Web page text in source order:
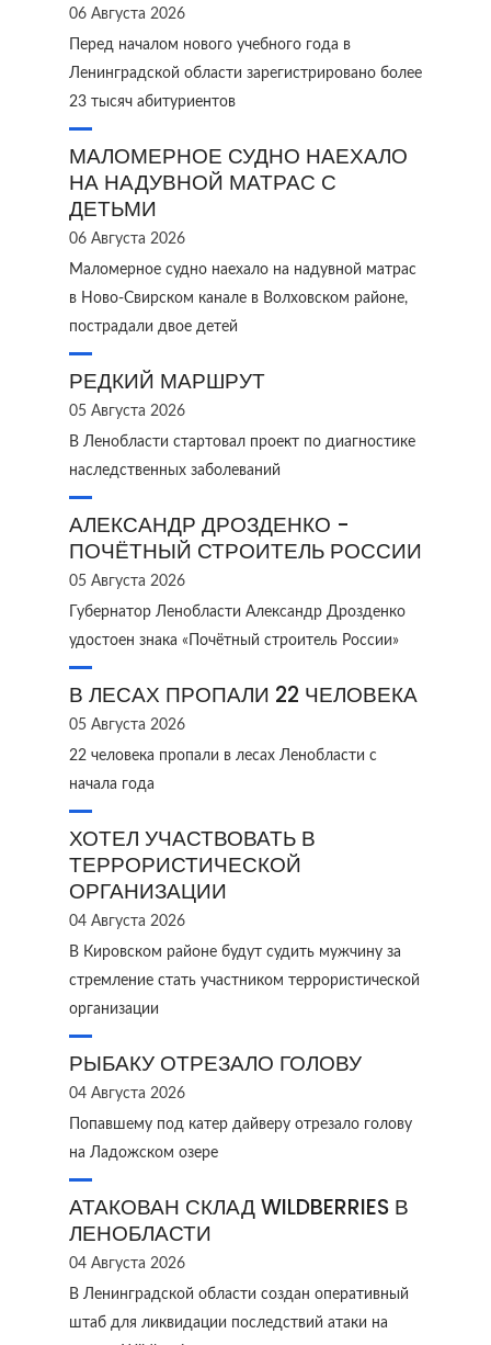
06 Августа 2026
Перед началом нового учебного года в
Ленинградской области зарегистрировано более
23 тысяч абитуриентов
МАЛОМЕРНОЕ СУДНО НАЕХАЛО
НА НАДУВНОЙ МАТРАС С
ДЕТЬМИ
06 Августа 2026
Маломерное судно наехало на надувной матрас
в Ново‑Свирском канале в Волховском районе,
пострадали двое детей
РЕДКИЙ МАРШРУТ
05 Августа 2026
В Ленобласти стартовал проект по диагностике
наследственных заболеваний
АЛЕКСАНДР ДРОЗДЕНКО -
ПОЧЁТНЫЙ СТРОИТЕЛЬ РОССИИ
05 Августа 2026
Губернатор Ленобласти Александр Дрозденко
удостоен знака «Почётный строитель России»
В ЛЕСАХ ПРОПАЛИ 22 ЧЕЛОВЕКА
05 Августа 2026
22 человека пропали в лесах Ленобласти с
начала года
ХОТЕЛ УЧАСТВОВАТЬ В
ТЕРРОРИСТИЧЕСКОЙ
ОРГАНИЗАЦИИ
04 Августа 2026
В Кировском районе будут судить мужчину за
стремление стать участником террористической
организации
РЫБАКУ ОТРЕЗАЛО ГОЛОВУ
04 Августа 2026
Попавшему под катер дайверу отрезало голову
на Ладожском озере
АТАКОВАН СКЛАД WILDBERRIES В
ЛЕНОБЛАСТИ
04 Августа 2026
В Ленинградской области создан оперативный
штаб для ликвидации последствий атаки на